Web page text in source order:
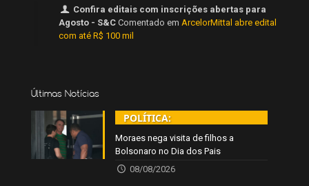
Confira editais com inscrições abertas para
Agosto - S&C Comentado em ArcelorMittal abre edital
com até R$ 100 mil
Últimas Notícias
POLÍTICA:
Moraes nega visita de filhos a
Bolsonaro no Dia dos Pais
08/08/2026